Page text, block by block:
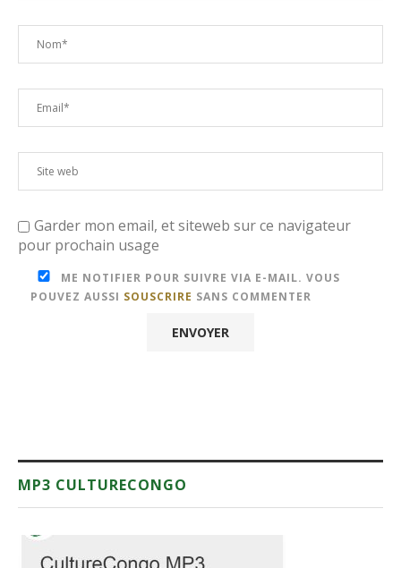
Garder mon email, et siteweb sur ce navigateur
pour prochain usage
ME NOTIFIER POUR SUIVRE VIA E-MAIL. VOUS
POUVEZ AUSSI SOUSCRIRE SANS COMMENTER
MP3 CULTURECONGO